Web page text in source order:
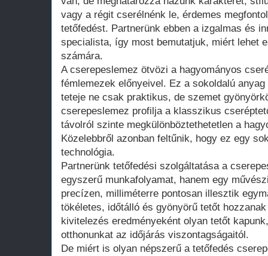
vagy a régit cserélnénk le, érdemes
tetőfedést. Partnerünk ebben a izgalmas és
specialista, így most bemutatjuk, miért lehet
számára.
A cserepeslemez ötvözi a hagyományos
fémlemezek előnyeivel. Ez a sokoldalú
teteje ne csak praktikus, de szemet
cserepeslemez profilja a klasszikus
távolról szinte megkülönböztethetetlen a
Közelebbről azonban feltűnik, hogy ez egy
technológia.
Partnerünk tetőfedési szolgáltatása a
egyszerű munkafolyamat, hanem egy
precízen, milliméterre pontosan illesztik
tökéletes, időtálló és gyönyörű tetőt
kivitelezés eredményeként olyan tetőt
otthonunkat az időjárás viszontagságaitól.
De miért is olyan népszerű a tetőfedés